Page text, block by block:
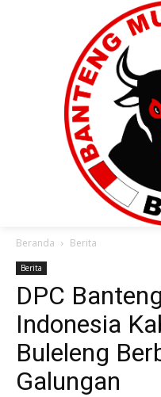
Beranda Berita
Berita
DPC
Indonesia
Buleleng
Galungan